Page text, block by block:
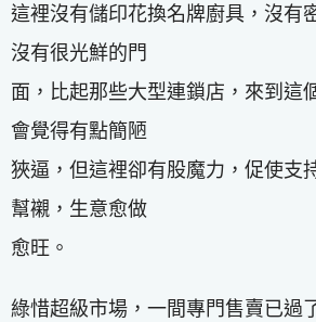
這裡沒有儲印花換名牌廚具，沒有
沒有很光鮮的門
面，比起那些大型連鎖店，來到這
會覺得有點簡陋
狹逼，但這裡卻有股魔力，促使支
幫襯，生意愈做
愈旺。
綠惜超級市場，一間專門售賣已過